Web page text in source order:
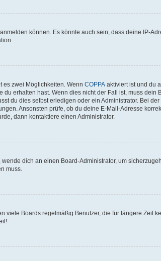
können. Es könnte auch sein, dass deine IP-
es zwei Möglichkeiten. Wenn COPPA aktiviert ist und du
erhalten hast. Wenn dies nicht der Fall ist, muss dein
du dies selbst erledigen oder ein Administrator. Bei
Ansonsten prüfe, ob du deine E-Mail-Adresse
dann kontaktiere einen Administrator.
dich an einen Board-Administrator, um
muss.
viele Boards regelmäßig Benutzer, die für längere Zeit